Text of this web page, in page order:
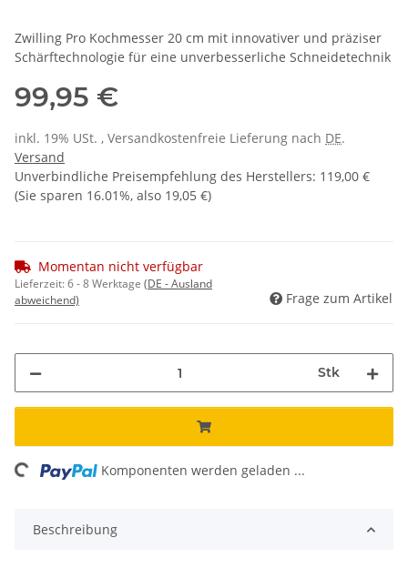
Zwilling Pro Kochmesser 20 cm mit innovativer und präziser
Schärftechnologie für eine unverbesserliche Schneidetechnik
99,95 €
inkl. 19% USt. , Versandkostenfreie Lieferung nach DE.
Versand
Unverbindliche Preisempfehlung des Herstellers: 119,00 €
(Sie sparen 16.01%, also 19,05 €)
Momentan nicht verfügbar
Lieferzeit:6 - 8 Werktage (DE - Ausland
abweichend)
Frage zum Artikel
Stk
Komponenten werden geladen ...
Beschreibung